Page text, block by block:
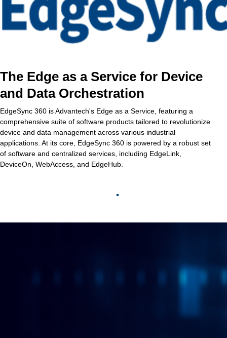
The Edge as a Service for Device
and Data Orchestration
EdgeSync 360 is Advantech's Edge as a Service, featuring a
comprehensive suite of software products tailored to revolutionize
device and data management across various industrial
applications. At its core, EdgeSync 360 is powered by a robust set
of software and centralized services, including EdgeLink,
DeviceOn, WebAccess, and EdgeHub.